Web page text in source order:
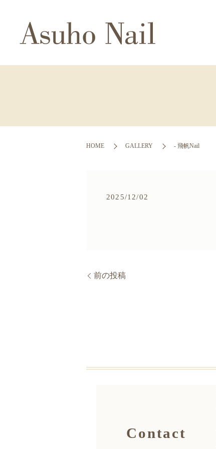
HOME GALLERY - 飛帆Nail
2025/12/02
前の投稿
Contact